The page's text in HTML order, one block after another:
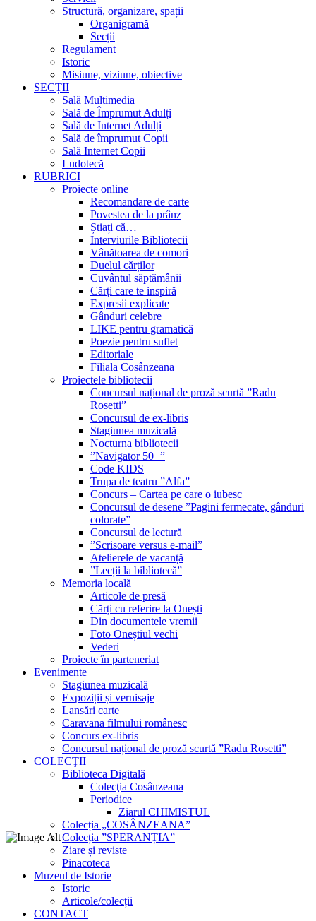
Structură, organizare, spații
Organigramă
Secții
Regulament
Istoric
Misiune, viziune, obiective
SECȚII
Sală Multimedia
Sală de Împrumut Adulți
Sală de Internet Adulți
Sală de împrumut Copii
Sală Internet Copii
Ludotecă
RUBRICI
Proiecte online
Recomandare de carte
Povestea de la prânz
Știați că…
Interviurile Bibliotecii
Vânătoarea de comori
Duelul cărților
Cuvântul săptămânii
Cărți care te inspiră
Expresii explicate
Gânduri celebre
LIKE pentru gramatică
Poezie pentru suflet
Editoriale
Filiala Cosânzeana
Proiectele bibliotecii
Concursul național de proză scurtă ”Radu
Rosetti”
Concursul de ex-libris
Stagiunea muzicală
Nocturna bibliotecii
”Navigator 50+”
Code KIDS
Trupa de teatru ”Alfa”
Concurs – Cartea pe care o iubesc
Concursul de desene ”Pagini fermecate, gânduri
colorate”
Concursul de lectură
”Scrisoare versus e-mail”
Atelierele de vacanță
”Lecții la bibliotecă”
Memoria locală
Articole de presă
Cărți cu referire la Onești
Din documentele vremii
Foto Oneștiul vechi
Vederi
Proiecte în parteneriat
Evenimente
Stagiunea muzicală
Expoziții și vernisaje
Lansări carte
Caravana filmului românesc
Concurs ex-libris
Concursul național de proză scurtă ”Radu Rosetti”
COLECŢII
Biblioteca Digitală
Colecţia Cosânzeana
Periodice
Ziarul CHIMISTUL
Colecția „COSÂNZEANA”
Colecția ”SPERANȚIA”
Ziare și reviste
Pinacoteca
Muzeul de Istorie
Istoric
Articole/colecții
CONTACT